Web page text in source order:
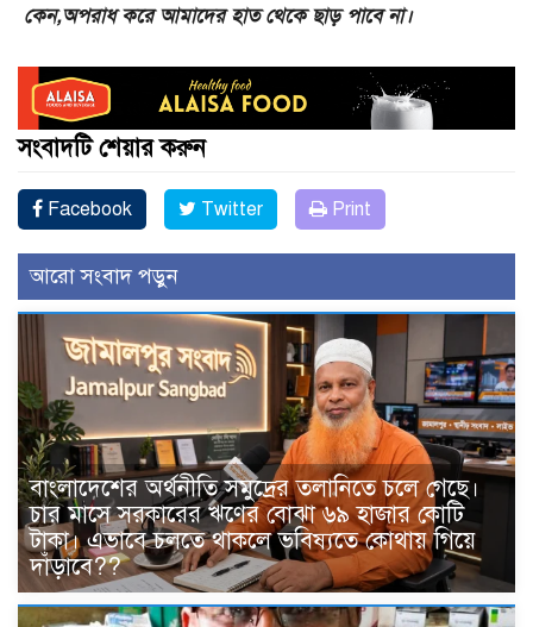
কেন,অপরাধ করে আমাদের হাত থেকে ছাড় পাবে না।
সংবাদটি শেয়ার করুন
Facebook Twitter Print
আরো সংবাদ পড়ুন
বাংলাদেশের অর্থনীতি সমুদ্রের তলানিতে চলে গেছে।
চার মাসে সরকারের ঋণের বোঝা ৬৯ হাজার কোটি
টাকা। এভাবে চলতে থাকলে ভবিষ্যতে কোথায় গিয়ে
দাঁড়াবে??